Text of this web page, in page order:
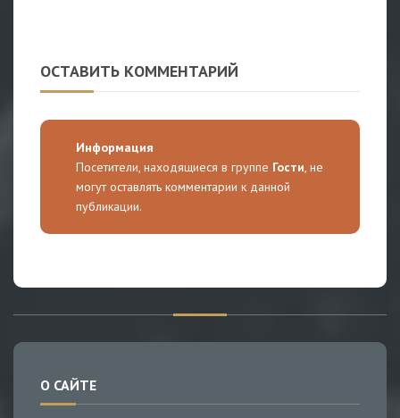
ОСТАВИТЬ КОММЕНТАРИЙ
Информация
Посетители, находящиеся в группе Гости, не
могут оставлять комментарии к данной
публикации.
О САЙТЕ